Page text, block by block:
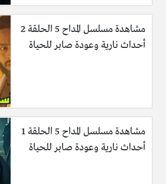
مشاهدة مسلسل المداح 5 الحلقة 2
أحداث نارية وعودة صابر للحياة
مشاهدة مسلسل المداح 5 الحلقة 1
أحداث نارية وعودة صابر للحياة